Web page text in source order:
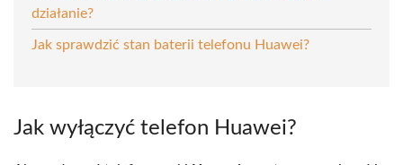
działanie?
Jak sprawdzić stan baterii telefonu Huawei?
Jak wyłączyć telefon Huawei?